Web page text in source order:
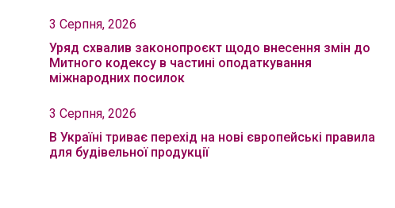
3 Серпня, 2026
Уряд схвалив законопроєкт щодо внесення змін до
Митного кодексу в частині оподаткування
міжнародних посилок
3 Серпня, 2026
В Україні триває перехід на нові європейські правила
для будівельної продукції